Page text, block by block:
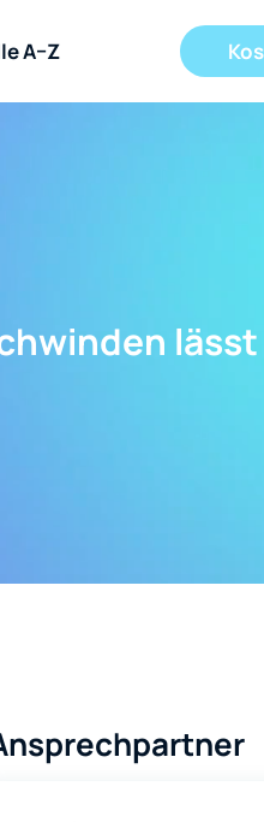
A–Z
lässt